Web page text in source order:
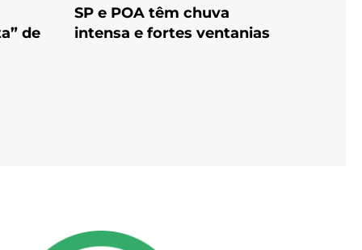
de
SP e POA têm chuva
intensa e fortes ventanias